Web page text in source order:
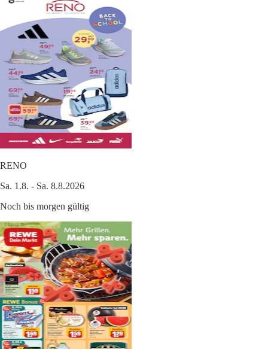
RENO
Sa. 1.8. - Sa. 8.8.2026
Noch bis morgen gültig